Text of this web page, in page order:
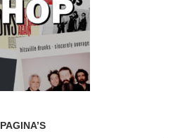
PAGINA’S